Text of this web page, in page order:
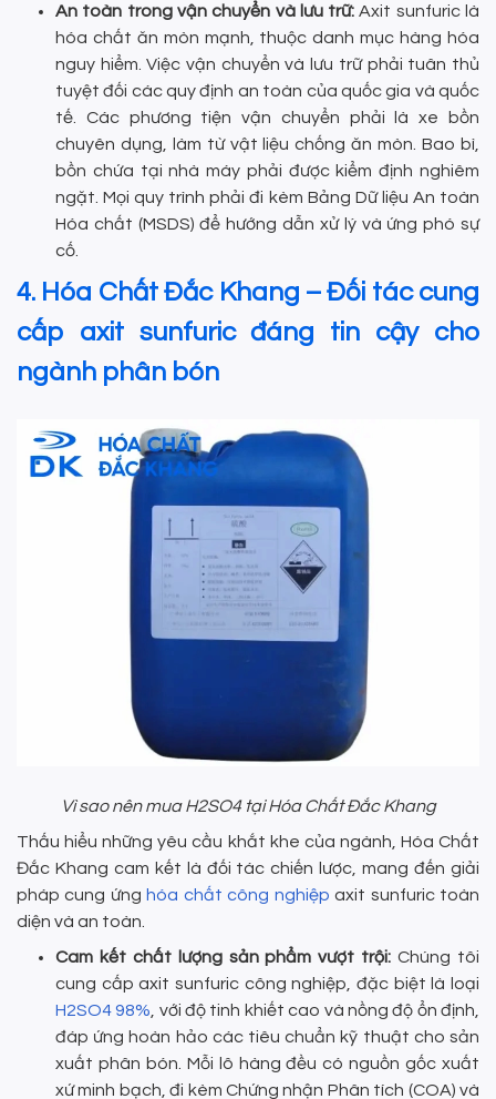
An toàn trong vận chuyển và lưu trữ: Axit sunfuric là
hóa chất ăn mòn mạnh, thuộc danh mục hàng hóa
nguy hiểm. Việc vận chuyển và lưu trữ phải tuân thủ
tuyệt đối các quy định an toàn của quốc gia và quốc
tế. Các phương tiện vận chuyển phải là xe bồn
chuyên dụng, làm từ vật liệu chống ăn mòn. Bao bì,
bồn chứa tại nhà máy phải được kiểm định nghiêm
ngặt. Mọi quy trình phải đi kèm Bảng Dữ liệu An toàn
Hóa chất (MSDS) để hướng dẫn xử lý và ứng phó sự
cố.
4. Hóa Chất Đắc Khang – Đối tác cung
cấp axit sunfuric đáng tin cậy cho
ngành phân bón
Vì sao nên mua H2SO4 tại Hóa Chất Đắc Khang
Thấu hiểu những yêu cầu khắt khe của ngành, Hóa Chất
Đắc Khang cam kết là đối tác chiến lược, mang đến giải
pháp cung ứng hóa chất công nghiệp axit sunfuric toàn
diện và an toàn.
Cam kết chất lượng sản phẩm vượt trội:Chúng tôi
cung cấp axit sunfuric công nghiệp, đặc biệt là loại
H2SO4 98%, với độ tinh khiết cao và nồng độ ổn định,
đáp ứng hoàn hảo các tiêu chuẩn kỹ thuật cho sản
xuất phân bón. Mỗi lô hàng đều có nguồn gốc xuất
xứ minh bạch, đi kèm Chứng nhận Phân tích (COA) và